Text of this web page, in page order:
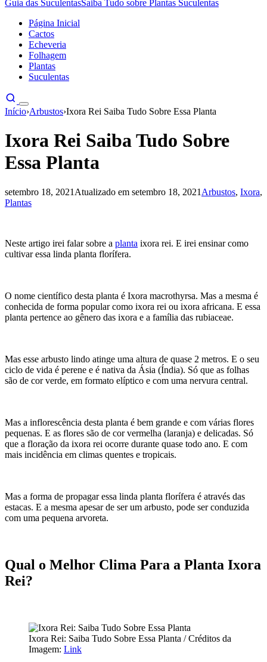
Guia das SuculentasSaiba Tudo sobre Plantas Suculentas
Página Inicial
Cactos
Echeveria
Folhagem
Plantas
Suculentas
Início›Arbustos›Ixora Rei Saiba Tudo Sobre Essa Planta
Ixora Rei Saiba Tudo Sobre
Essa Planta
setembro 18, 2021 Atualizado em setembro 18, 2021 Arbustos, Ixora,
Plantas
Neste artigo irei falar sobre a planta ixora rei. E irei ensinar como
cultivar essa linda planta florífera.
O nome científico desta planta é Ixora macrothyrsa. Mas a mesma é
conhecida de forma popular como ixora rei ou ixora africana. E essa
planta pertence ao gênero das ixora e a família das rubiaceae.
Mas esse arbusto lindo atinge uma altura de quase 2 metros. E o seu
ciclo de vida é perene e é nativa da Ásia (Índia). Só que as folhas
são de cor verde, em formato elíptico e com uma nervura central.
Mas a inflorescência desta planta é bem grande e com várias flores
pequenas. E as flores são de cor vermelha (laranja) e delicadas. Só
que a floração da ixora rei ocorre durante quase todo ano. E com
mais incidência em climas quentes e tropicais.
Mas a forma de propagar essa linda planta florífera é através das
estacas. E a mesma apesar de ser um arbusto, pode ser conduzida
com uma pequena arvoreta.
Qual o Melhor Clima Para a Planta Ixora
Rei?
Ixora Rei: Saiba Tudo Sobre Essa Planta / Créditos da
Imagem: Link